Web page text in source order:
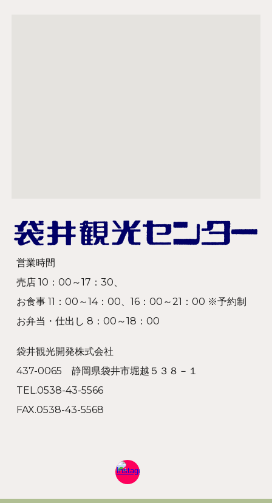
営業時間
売店 10：00～17：30、
お食事 11：00～14：00、16：00～21：00 ※予約制
お弁当・仕出し 8：00～18：00
袋井観光開発株式会社
437-0065 静岡県袋井市堀越５３８－１
TEL.0538-43-5566
FAX.0538-43-5568